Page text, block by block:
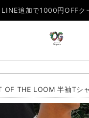
LINE追加で1000円OFFク
OF THE LOOM 半袖Tシ